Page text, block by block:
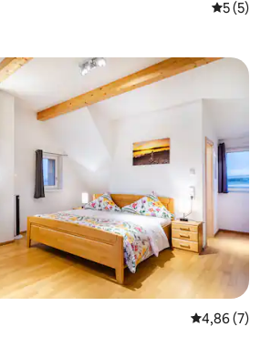
5 (5)
4,86 (7)